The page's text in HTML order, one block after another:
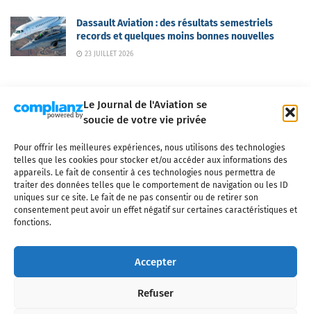
Le Journal de l'Aviation se
soucie de votre vie privée
Pour offrir les meilleures expériences, nous utilisons des technologies
telles que les cookies pour stocker et/ou accéder aux informations des
appareils. Le fait de consentir à ces technologies nous permettra de
traiter des données telles que le comportement de navigation ou les ID
uniques sur ce site. Le fait de ne pas consentir ou de retirer son
consentement peut avoir un effet négatif sur certaines caractéristiques et
fonctions.
Accepter
Refuser
Dassault Aviation : des résultats semestriels
records et quelques moins bonnes nouvelles
23 JUILLET 2026
Qui sommes-nous ? Nous contacter
Partenaires
Mentions légales
CGV Politique de confidentialité Cookies
l'industrie aéronautique, l'aviation commerciale, l'aviation d'affaires, les
services MRO et après-vente, le financement et la location d'aéronefs
civils, l'aéronautique de défense et l'industrie spatiale. Toute reproduction,